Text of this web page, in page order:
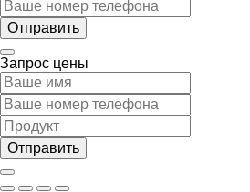
Запрос цены